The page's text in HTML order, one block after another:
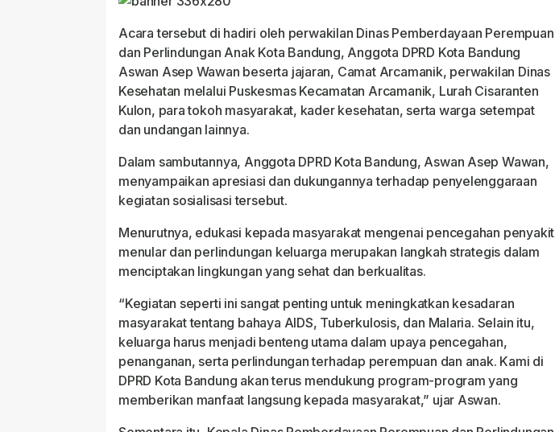
Acara tersebut di hadiri oleh perwakilan Dinas Pemberdayaan Perempuan
dan Perlindungan Anak Kota Bandung, Anggota DPRD Kota Bandung
Aswan Asep Wawan beserta jajaran, Camat Arcamanik, perwakilan Dinas
Kesehatan melalui Puskesmas Kecamatan Arcamanik, Lurah Cisaranten
Kulon, para tokoh masyarakat, kader kesehatan, serta warga setempat
dan undangan lainnya.
Dalam sambutannya, Anggota DPRD Kota Bandung, Aswan Asep Wawan,
menyampaikan apresiasi dan dukungannya terhadap penyelenggaraan
kegiatan sosialisasi tersebut.
Menurutnya, edukasi kepada masyarakat mengenai pencegahan penyakit
menular dan perlindungan keluarga merupakan langkah strategis dalam
menciptakan lingkungan yang sehat dan berkualitas.
“Kegiatan seperti ini sangat penting untuk meningkatkan kesadaran
masyarakat tentang bahaya AIDS, Tuberkulosis, dan Malaria. Selain itu,
keluarga harus menjadi benteng utama dalam upaya pencegahan,
penanganan, serta perlindungan terhadap perempuan dan anak. Kami di
DPRD Kota Bandung akan terus mendukung program-program yang
memberikan manfaat langsung kepada masyarakat,” ujar Aswan.